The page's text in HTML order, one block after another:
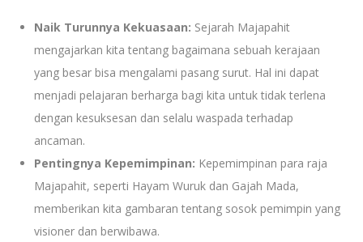
Naik Turunnya Kekuasaan: Sejarah Majapahit
mengajarkan kita tentang bagaimana sebuah kerajaan
yang besar bisa mengalami pasang surut. Hal ini dapat
menjadi pelajaran berharga bagi kita untuk tidak terlena
dengan kesuksesan dan selalu waspada terhadap
ancaman.
Pentingnya Kepemimpinan: Kepemimpinan para raja
Majapahit, seperti Hayam Wuruk dan Gajah Mada,
memberikan kita gambaran tentang sosok pemimpin yang
visioner dan berwibawa.